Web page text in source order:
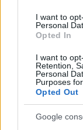
I want to
Personal
Opted In
I want to
Retention,
Personal
Purposes
Opted Out
Google